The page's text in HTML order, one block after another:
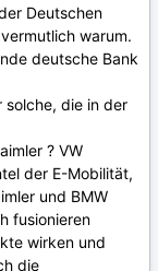
Deutschen
warum.
deutsche Bank
solche, die in der
? VW
der E-Mobilität,
und BMW
fusionieren
wirken und
die